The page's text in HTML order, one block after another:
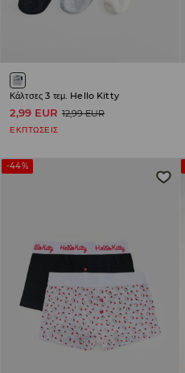
Κάλτσες 3 τεμ. Hello Kitty
2,99 EUR 12,99 EUR
ΕΚΠΤΩΣΕΙΣ
-44%